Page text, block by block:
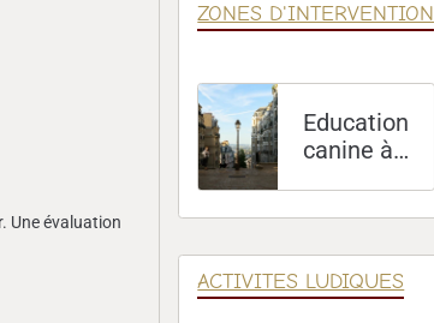
Une évaluation
ZONES D'INTERVENTION
Education
canine à
ACTIVITES LUDIQUES